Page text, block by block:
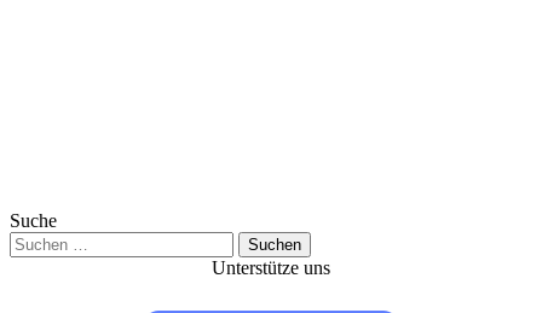
Suche
Suchen
nach:
Unterstütze uns